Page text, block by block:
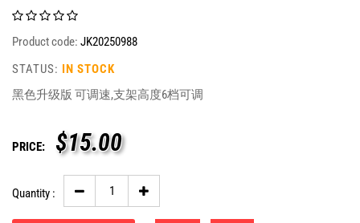
Product code: JK20250988
STATUS: IN STOCK
黑色升级版 可调速,支架高度6档可调
PRICE: $15.00
Quantity :